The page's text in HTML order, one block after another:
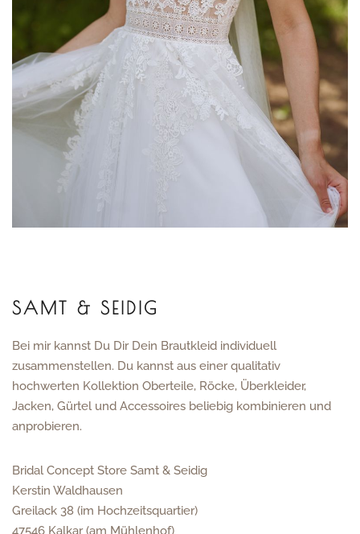
SAMT & SEIDIG
Bei mir kannst Du Dir Dein Brautkleid individuell
zusammenstellen. Du kannst aus einer qualitativ
hochwerten Kollektion Oberteile, Röcke, Überkleider,
Jacken, Gürtel und Accessoires beliebig kombinieren und
anprobieren.
Bridal Concept Store Samt & Seidig
Kerstin Waldhausen
Greilack 38 (im Hochzeitsquartier)
47546 Kalkar (am Mühlenhof)